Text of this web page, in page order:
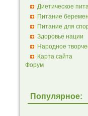
Диетическое
Питание
Питание для
Здоровье нации
Народное
Карта сайта
Форум
Популярное: